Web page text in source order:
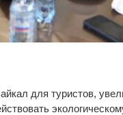
для туристов,